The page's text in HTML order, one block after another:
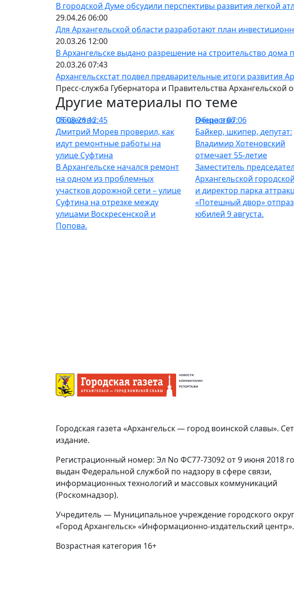
В городской Думе обсудили перспективы развития легкой
29.04.26 06:00
Для Архангельской области разработают план
20.03.26 12:00
В Архангельске выдано разрешение на строительство дома
20.03.26 07:43
Архангельскстат подвел предварительные итоги развития
Пресс-служба Губернатора и Правительства Архангельской
Другие материалы по теме
Общество
05.08.26 12:45
Дмитрий Морев проверил, как
идут ремонтные работы на
улице Суфтина
В Архангельске начался ремонт
на одном из проблемных
участков дорожной сети – улице
Суфтина на отрезке между
улицами Воскресенской и
Попова.
Общество
Вчера в 07:06
Байкер, шкипер, депутат:
Владимир Хотеновский
отмечает 55-летие
Заместитель
Архангельской
и директор парка
«Потешный двор»
юбилей 9 августа.
Городская газета «Архангельск — город воинской славы».
издание.
Регистрационный номер: Эл No ФС77-73092 от 9 июня 2018
выдан Федеральной службой по надзору в сфере связи,
информационных технологий и массовых коммуникаций
(Роскомнадзор).
Учредитель — Муниципальное учреждение городского
«Город Архангельск» «Информационно-издательский центр».
Возрастная категория 16+